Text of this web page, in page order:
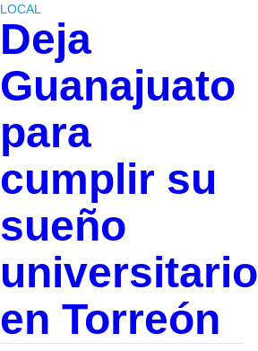
LOCAL
Deja
Guanajuato
para
cumplir su
sueño
universitario
en Torreón